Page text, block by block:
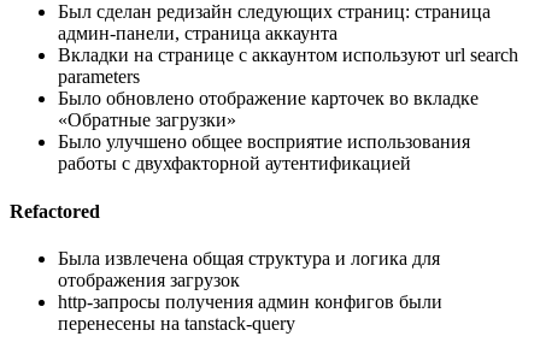
Был сделан редизайн следующих страниц: страница
админ-панели, страница аккаунта
Вкладки на странице с аккаунтом используют url search
parameters
Было обновлено отображение карточек во вкладке
«Обратные загрузки»
Было улучшено общее восприятие использования
работы с двухфакторной аутентификацией
Refactored
Была извлечена общая структура и логика для
отображения загрузок
http-запросы получения админ конфигов были
перенесены на tanstack-query